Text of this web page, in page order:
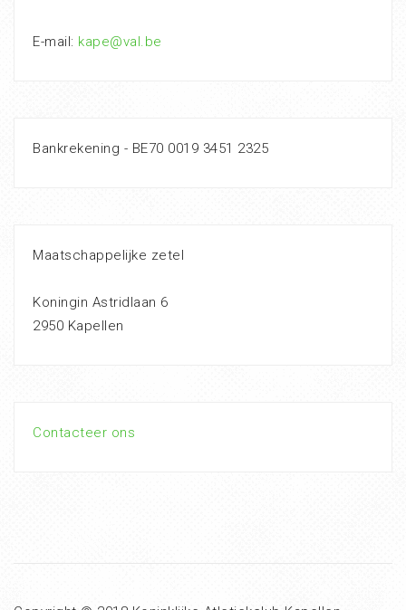
E-mail: kape@val.be
Bankrekening - BE70 0019 3451 2325
Maatschappelijke zetel
Koningin Astridlaan 6
2950 Kapellen
Contacteer ons